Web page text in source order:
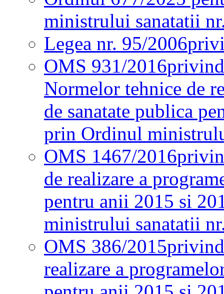
ministrului sanatatii
Legea nr. 95/2006
OMS 931/2016
Normelor tehnice de
de sanatate publica
prin Ordinul
OMS 1467/2016
de realizare a
pentru anii 2015 si
ministrului sanatatii
OMS 386/2015
realizare a